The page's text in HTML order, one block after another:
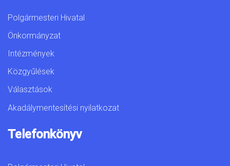
Polgármesteri Hivatal
Önkormányzat
Intézmények
Közgyűlések
Választások
Akadálymentesítési nyilatkozat
Telefonkönyv